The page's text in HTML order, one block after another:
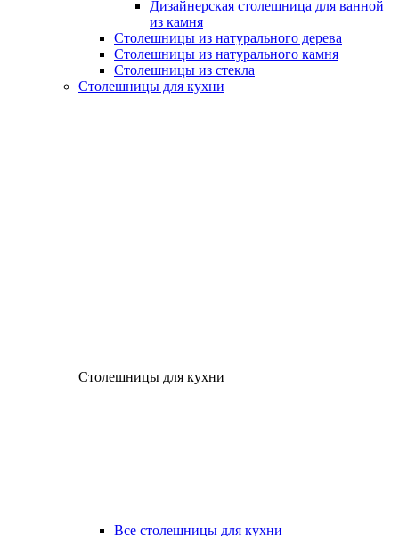
Дизайнерская столешница для ванной
из камня
Столешницы из натурального дерева
Столешницы из натурального камня
Столешницы из стекла
Столешницы для кухни
Столешницы для кухни
Все столешницы для кухни